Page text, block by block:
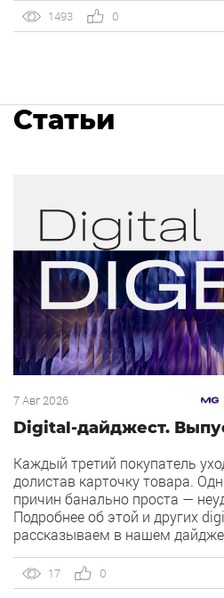
обратиться к этому
насколько он эффективен для
1493 0
Статьи
7 Авг 2026
Digital-дайджест.
Каждый третий покупатель
долистав карточку товара.
причин банально проста —
Подробнее об этой и других
рассказываем в нашем
Агентство продвигает
геоперформансе […]
17 0